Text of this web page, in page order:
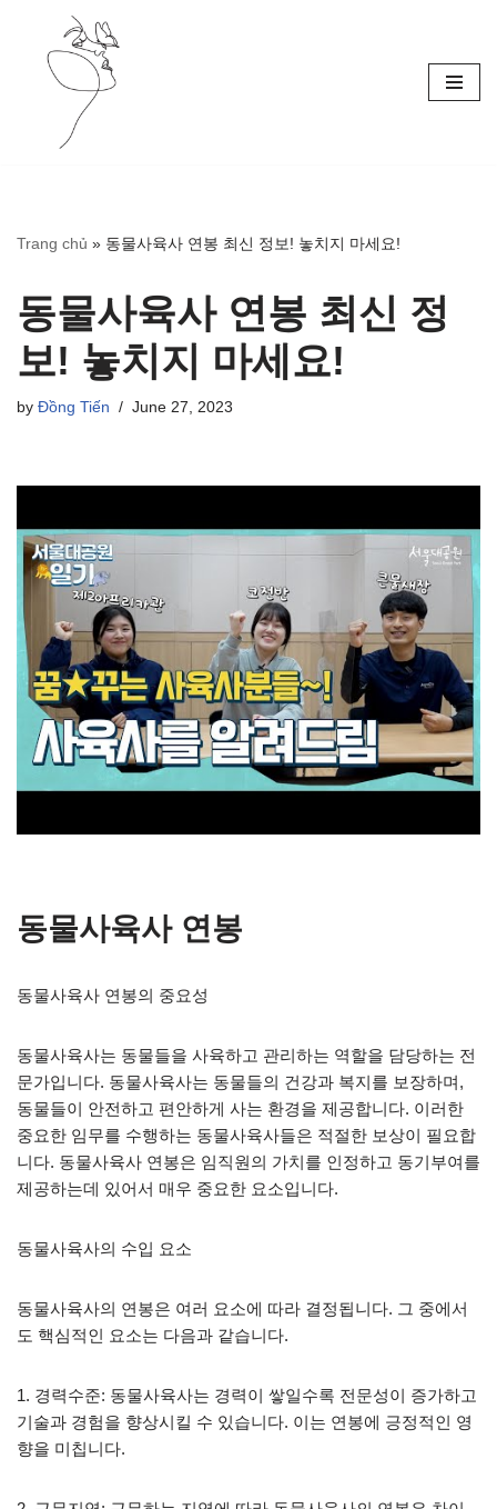
Skip
Trang chủ » 동물사육사 연봉 최신 정보! 놓치지 마세요!
동물사육사 연봉 최신 정
보! 놓치지 마세요!
by Đồng Tiến June 27, 2023
동물사육사 연봉
동물사육사 연봉의 중요성
동물사육사는 동물들을 사육하고 관리하는 역할을 담당하는 전
문가입니다. 동물사육사는 동물들의 건강과 복지를 보장하며,
동물들이 안전하고 편안하게 사는 환경을 제공합니다. 이러한
중요한 임무를 수행하는 동물사육사들은 적절한 보상이 필요합
니다. 동물사육사 연봉은 임직원의 가치를 인정하고 동기부여를
제공하는데 있어서 매우 중요한 요소입니다.
동물사육사의 수입 요소
동물사육사의 연봉은 여러 요소에 따라 결정됩니다. 그 중에서
도 핵심적인 요소는 다음과 같습니다.
1. 경력수준: 동물사육사는 경력이 쌓일수록 전문성이 증가하고
기술과 경험을 향상시킬 수 있습니다. 이는 연봉에 긍정적인 영
향을 미칩니다.